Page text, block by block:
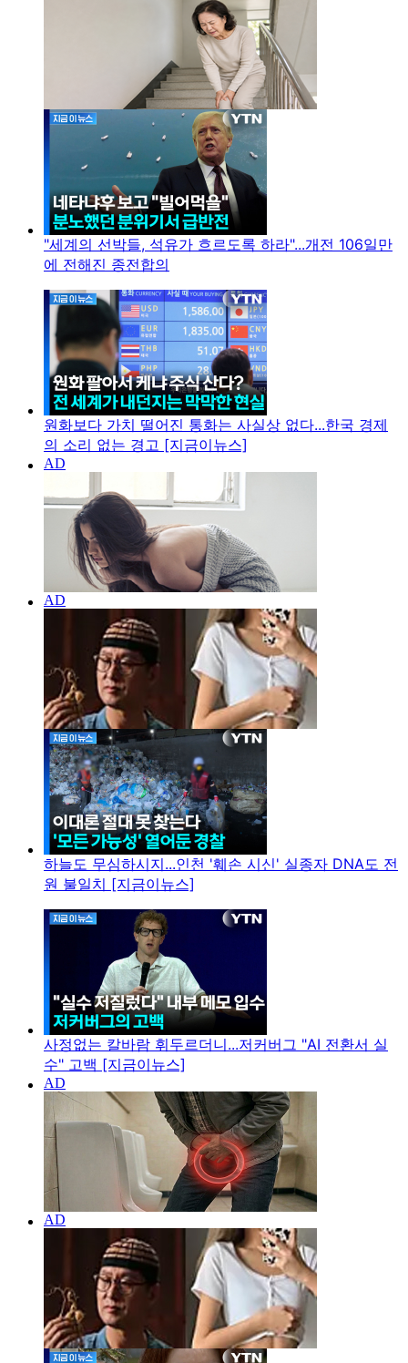
"세계의 선박들, 석유가 흐르도록 하라"...개전 106일만
에 전해진 종전합의
원화보다 가치 떨어진 통화는 사실상 없다...한국 경제
의 소리 없는 경고 [지금이뉴스]
하늘도 무심하시지...인천 '훼손 시신' 실종자 DNA도 전
원 불일치 [지금이뉴스]
사정없는 칼바람 휘두르더니...저커버그 "AI 전환서 실
수" 고백 [지금이뉴스]